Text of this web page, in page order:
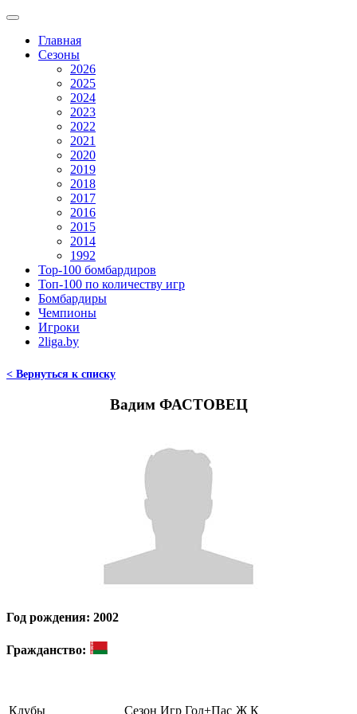
Главная
Сезоны
2026
2025
2024
2023
2022
2021
2020
2019
2018
2017
2016
2015
2014
1992
Top-100 бомбардиров
Топ-100 по количеству игр
Бомбардиры
Чемпионы
Игроки
2liga.by
< Вернуться к списку
Вадим ФАСТОВЕЦ
Год рождения: 2002
Гражданство:
Клубы Сезон Игр Гол+Пас Ж К